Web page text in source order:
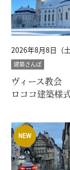
2026年8月8日（土
建築さんぽ
ヴィース教会
ロココ建築様